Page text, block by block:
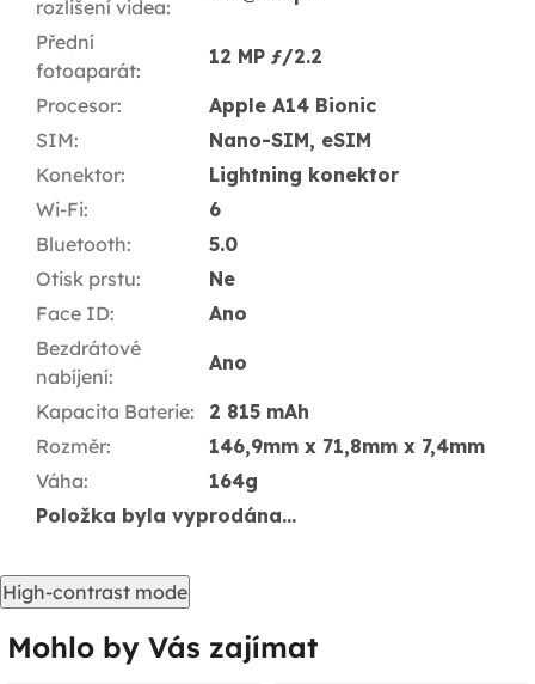
rozlišení videa:
Přední
fotoaparát:
12 MP ƒ/2.2
Procesor:
Apple A14 Bionic
SIM:
Nano-SIM, eSIM
Konektor:
Lightning konektor
Wi-Fi:
6
Bluetooth:
5.0
Otisk prstu:
Ne
Face ID:
Ano
Bezdrátové
nabíjení:
Ano
Kapacita Baterie:
2 815 mAh
Rozměr:
146,9mm x 71,8mm x 7,4mm
Váha:
164g
Položka byla vyprodána…
High-contrast mode
Mohlo by Vás zajímat